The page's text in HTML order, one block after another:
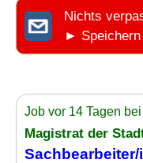
Nichts
► Speichern
Job vor 14 Tagen
Magistrat der
Sachbearbeiter/